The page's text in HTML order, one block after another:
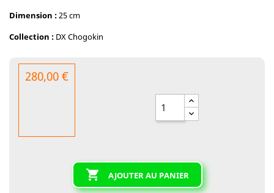
Dimension :25 cm
Collection : DX Chogokin
280,00 €
 AJOUTER AU PANIER